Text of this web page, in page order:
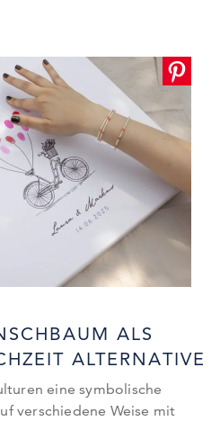
ALS
ALTERNATIVE
eine symbolische
verschiedene Weise mit